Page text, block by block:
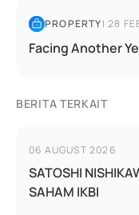
PROPERTY|28
Facing Another
BERITA TERKAIT
06 AUGUST 2026
SATOSHI
SAHAM IKBI